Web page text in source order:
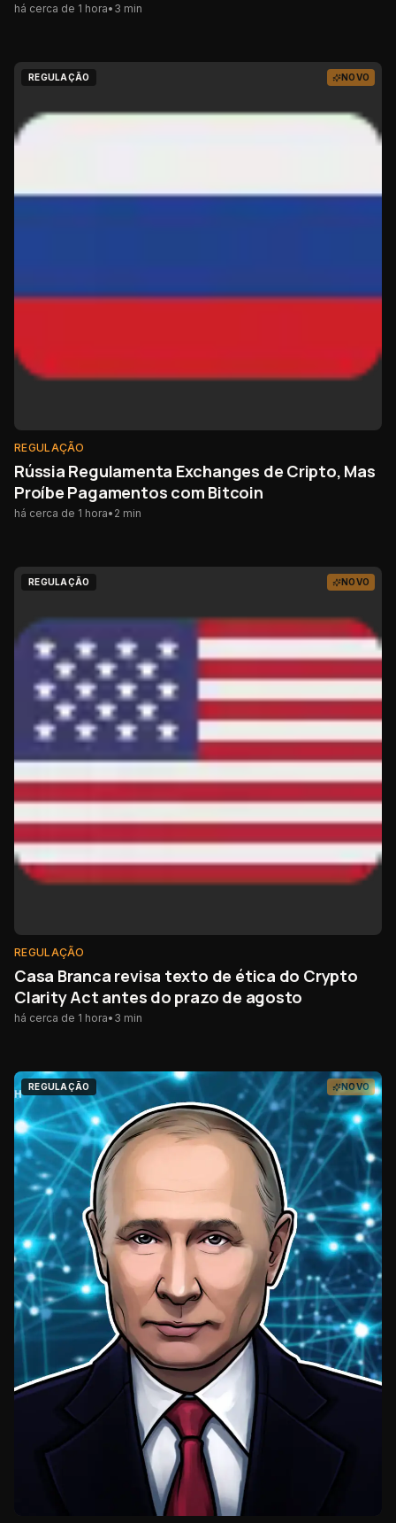
há cerca de 1 hora• 3 min
REGULAÇÃO NOVO
REGULAÇÃO
Rússia Regulamenta Exchanges de Cripto, Mas
Proíbe Pagamentos com Bitcoin
há cerca de 1 hora• 2 min
REGULAÇÃO NOVO
REGULAÇÃO
Casa Branca revisa texto de ética do Crypto
Clarity Act antes do prazo de agosto
há cerca de 1 hora• 3 min
REGULAÇÃO NOVO